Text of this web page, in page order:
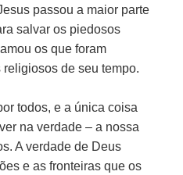
passou a maior parte
salvar os piedosos
os que foram
de seu tempo.
todos, e a única coisa
na verdade – a nossa
A verdade de Deus
e as fronteiras que os